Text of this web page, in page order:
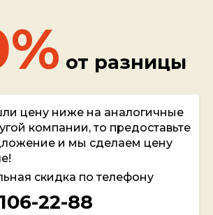
от разницы
цену ниже на аналогичные
компании, то предоставьте
и мы сделаем цену
скидка по телефону
106-22-88